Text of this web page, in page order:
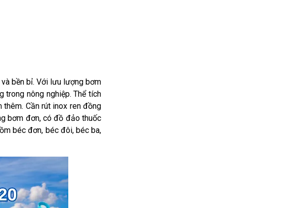
bền bỉ. Với lưu lượng bơm
nông nghiệp. Thể tích
Cần rút inox ren đồng
bơm đơn, có đồ đảo thuốc
béc đơn, béc đôi, béc ba,